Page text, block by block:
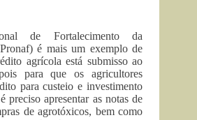
de Fortalecimento da
é mais um exemplo de
agrícola está submisso ao
para que os agricultores
para custeio e investimento
preciso apresentar as notas de
de agrotóxicos, bem como